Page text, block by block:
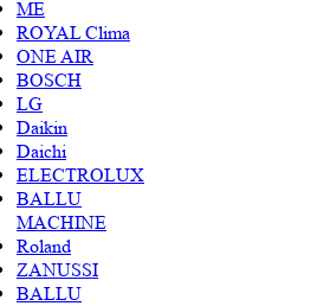
ME
ROYAL Clima
ONE AIR
BOSCH
LG
Daikin
Daichi
ELECTROLUX
BALLU
MACHINE
Roland
ZANUSSI
BALLU